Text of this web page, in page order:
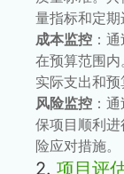
量指标和定期
成本监控 ：
在预算范围
实际支出和预
风险监控 ：
保项目顺利
险应对措施。
2. 项目评